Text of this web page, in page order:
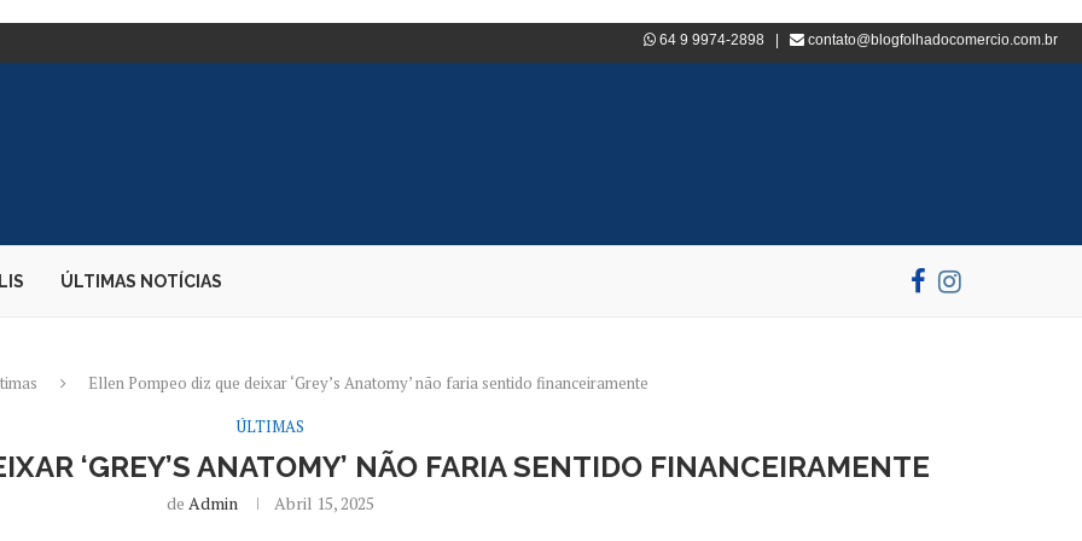
DIZ PARDA... 64 9 9974-2898 | contato@blogfolhadocomercio.com.br
ÚLTIMAS NOTÍCIAS
Ellen Pompeo diz que deixar ‘Grey’s Anatomy’ não faria sentido financeiramente
ÚLTIMAS
‘GREY’S ANATOMY’ NÃO FARIA SENTIDO FINANCEIRAMENTE
de Admin Abril 15, 2025